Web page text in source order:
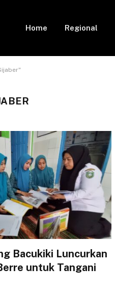
Home Regional
Bacukiki Luncurkan
untuk Tangani